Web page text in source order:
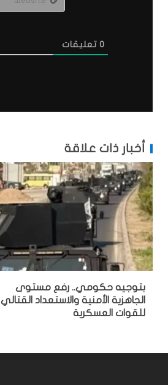
0 تعليقات
أخبار ذات علاقة
بتوجيه حكومي.. رفع مستوى
الجاهزية الأمنية والاستعداد القتالي
للقوات العسكرية